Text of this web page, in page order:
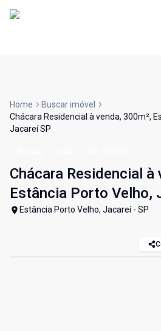
Home
Buscar imóvel
Chácara Residencial à venda, 300m²,
Jacareí SP
Chácara Residencial à
Estância Porto Velho,
Estância Porto Velho, Jacareí - SP